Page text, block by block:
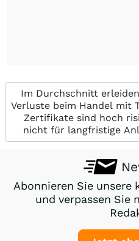
Im Durchschnitt
Verluste beim Handel mit
Zertifikate sind hoch
nicht für langfristige
Abonnieren Sie
und verpassen Sie